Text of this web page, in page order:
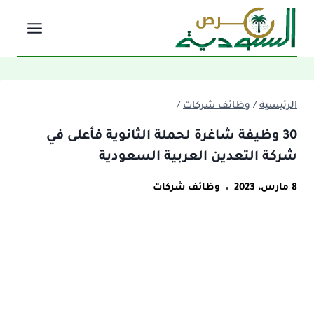
التجاوز
المحتوى
الرئيسية / وظائف شركات /
30 وظيفة شاغرة لحملة الثانوية فأعلى في
شركة التعدين العربية السعودية
8 مارس، 2023 وظائف شركات